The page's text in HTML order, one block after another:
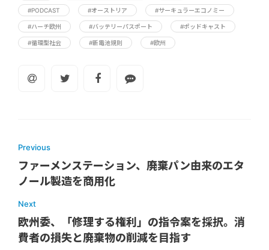
#PODCAST #オーストリア #サーキュラーエコノミー
#ハーチ欧州 #バッテリーパスポート #ポッドキャスト
#循環型社会 #新電池規則 #欧州
Previous
ファーメンステーション、廃棄パン由来のエタ
ノール製造を商用化
Next
欧州委、「修理する権利」の指令案を採択。消
費者の損失と廃棄物の削減を目指す